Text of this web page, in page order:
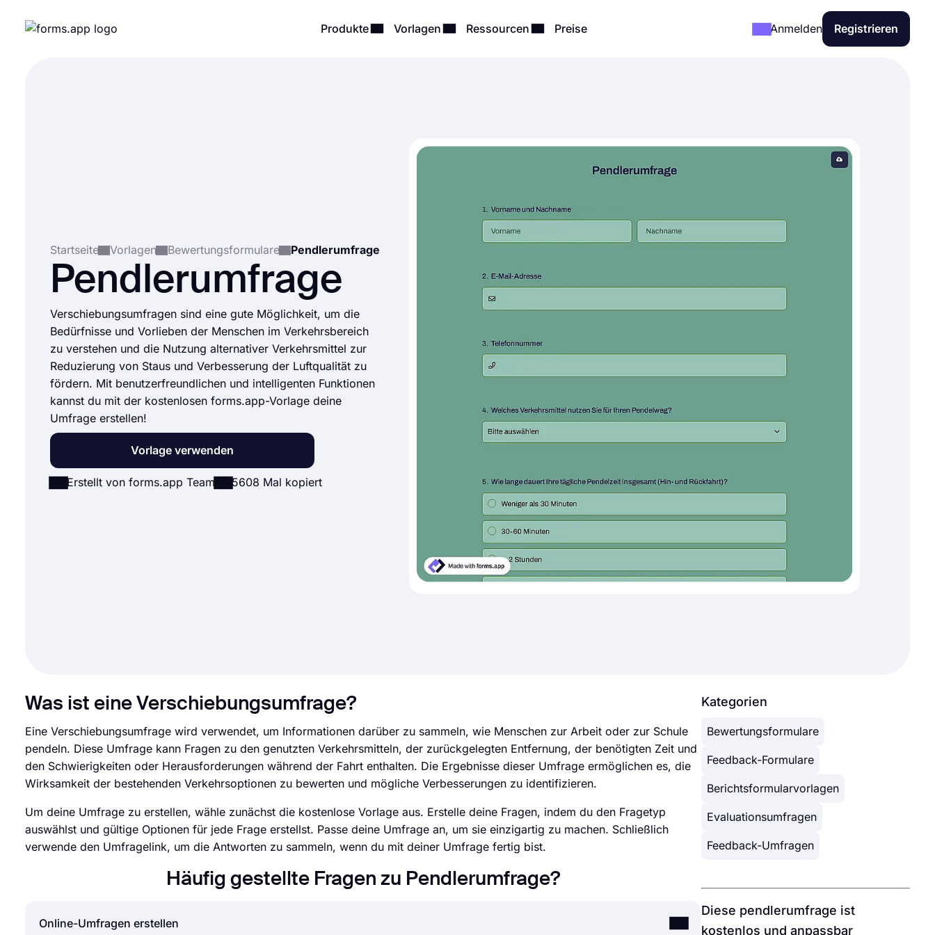
Produkte Vorlagen Ressourcen Preise Anmelden Registrieren
Startseite Vorlagen Bewertungsformulare Pendlerumfrage
Pendlerumfrage
Verschiebungsumfragen sind eine gute Möglichkeit, um die
Bedürfnisse und Vorlieben der Menschen im Verkehrsbereich
zu verstehen und die Nutzung alternativer Verkehrsmittel zur
Reduzierung von Staus und Verbesserung der Luftqualität zu
fördern. Mit benutzerfreundlichen und intelligenten Funktionen
kannst du mit der kostenlosen forms.app-Vorlage deine
Umfrage erstellen!
Vorlage verwenden
Erstellt von forms.app Team 5608 Mal kopiert
Was ist eine Verschiebungsumfrage?
Eine Verschiebungsumfrage wird verwendet, um Informationen darüber zu sammeln, wie Menschen zur Arbeit oder zur Schule
pendeln. Diese Umfrage kann Fragen zu den genutzten Verkehrsmitteln, der zurückgelegten Entfernung, der benötigten Zeit und
den Schwierigkeiten oder Herausforderungen während der Fahrt enthalten. Die Ergebnisse dieser Umfrage ermöglichen es, die
Wirksamkeit der bestehenden Verkehrsoptionen zu bewerten und mögliche Verbesserungen zu identifizieren.
Um deine Umfrage zu erstellen, wähle zunächst die kostenlose Vorlage aus. Erstelle deine Fragen, indem du den Fragetyp
auswählst und gültige Optionen für jede Frage erstellst. Passe deine Umfrage an, um sie einzigartig zu machen. Schließlich
verwende den Umfragelink, um die Antworten zu sammeln, wenn du mit deiner Umfrage fertig bist.
Häufig gestellte Fragen zu Pendlerumfrage?
Online-Umfragen erstellen
Kategorien
Bewertungsformulare
Feedback-Formulare
Berichtsformularvorlagen
Evaluationsumfragen
Feedback-Umfragen
Diese pendlerumfrage ist
kostenlos und anpassbar